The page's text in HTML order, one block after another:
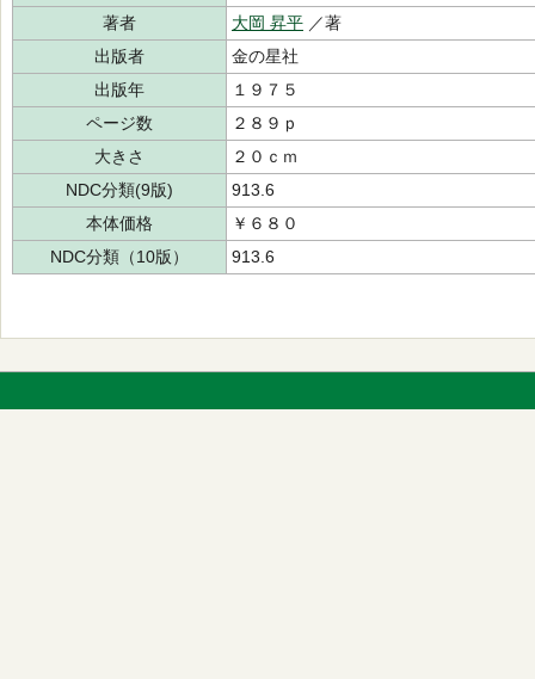
著者
大岡 昇平 ／著
出版者
金の星社
出版年
１９７５
ページ数
２８９ｐ
大きさ
２０ｃｍ
NDC分類(9版)
913.6
本体価格
￥６８０
NDC分類（10版）
913.6